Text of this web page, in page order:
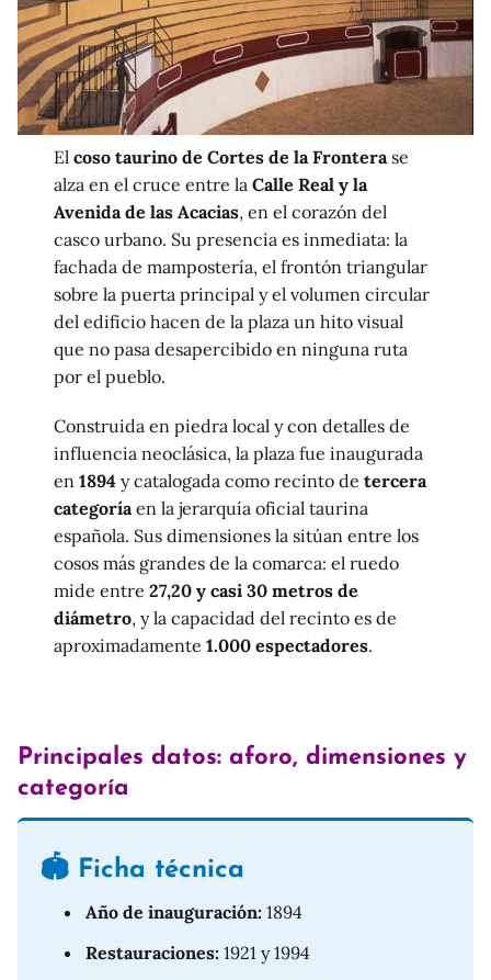
Elcoso taurino de Cortes de la Frontera se
alza en el cruce entre laCalle Real y la
Avenida de las Acacias, en el corazón del
casco urbano. Su presencia es inmediata: la
fachada de mampostería, el frontón triangular
sobre la puerta principal y el volumen circular
del edificio hacen de la plaza un hito visual
que no pasa desapercibido en ninguna ruta
por el pueblo.
Construida en piedra local y con detalles de
influencia neoclásica, la plaza fue inaugurada
en1894 y catalogada como recinto detercera
categoría en la jerarquía oficial taurina
española. Sus dimensiones la sitúan entre los
cosos más grandes de la comarca: el ruedo
mide entre27,20 y casi 30 metros de
diámetro, y la capacidad del recinto es de
aproximadamente1.000 espectadores.
Principales datos: aforo, dimensiones y
categoría
🏟️ Ficha técnica
Año de inauguración: 1894
Restauraciones: 1921 y 1994